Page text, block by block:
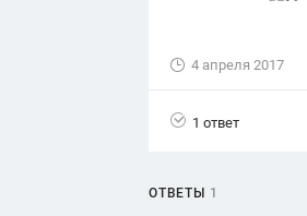
1752 ответа
ответа
4 апреля 2017
1 ответ
ОТВЕТЫ 1